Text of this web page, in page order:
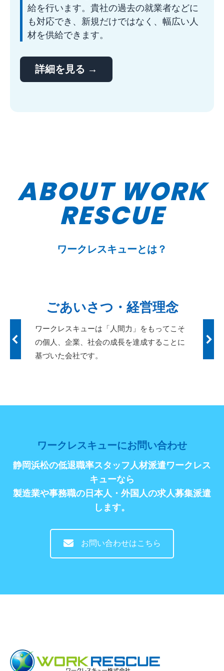
給を行います。貴社の過去の就業者などに
も対応でき、新規だけではなく、幅広い人
材を供給できます。
詳細を見る →
ABOUT WORK
RESCUE
ワークレスキューとは？
を
ごあいさつ・経営理念
ワークレスキューは「人間力」をもってこそ
の個人、企業、社会の成長を達成することに
基づいた会社です。
ーク
ワークレスキューにお問い合わせ
静岡浜松の低退職率スタッフ人材派遣ワークレス
キューなら
製造業や事務職の日本人・外国人の求人募集派遣
します。
お問い合わせはこちら